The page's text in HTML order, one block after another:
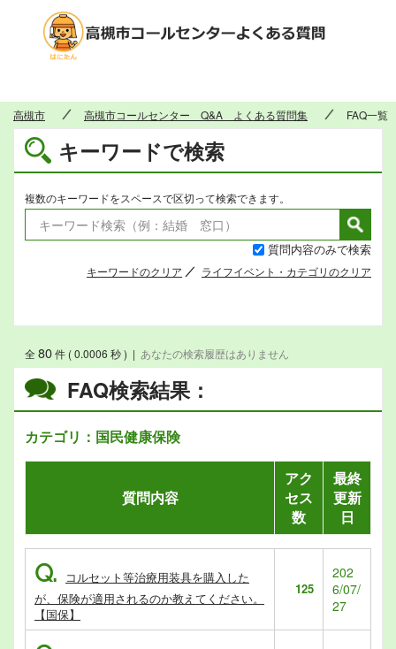
高槻市 高槻市コールセンター Q&A よくある質問集 FAQ一覧
キーワードで検索
複数のキーワードをスペースで区切って検索できます。
質問内容のみで検索
キーワードのクリア ライフイベント・カテゴリのクリア
FAQ検索結果：
カテゴリ：国民健康保険
全80件 ( 0.0006 秒 ) | あなたの検索履歴はありません
質問内容
アク
セス
数
最終
更新
日
Q.
コルセット等治療用装具を購入した
が、保険が適用されるのか教えてください。
【国保】
125
202
6/07/
27